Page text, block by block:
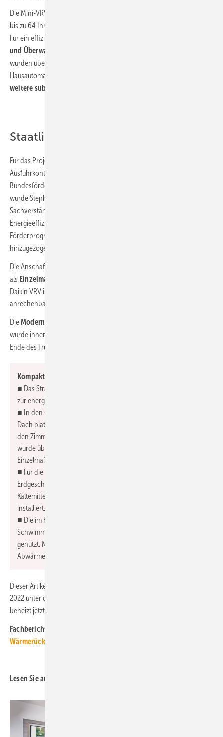
Die Mini-VRV-Außengeräte können jeweils an eine breite Palette von
bis zu 64 Innengeräten angeschlossen und separat gesteuert werden.
Für ein effizientes Energiemanagement ist eine
und Überwachung des gesamten Systems
wurden über die bereits vorhandene KNX-Gebäudesteuerung in die
Hausautomatisierung des Strandhotels Duhnen integriert. So können
weitere substanzielle
Staatlicher Zuschuss über die BEG
Für das Projekt wurde beim Bundesamt für Wirtschaft und
Ausfuhrkontrolle (BAFA) eine Förderung im Rahmen der
Bundesförderung für effiziente Gebäude
wurde Stephan Goedeke, Inhaber eines Ingenieur- und
Sachverständigenbüros für Energieberatung, als zugelassener
Energieeffizienzexperte bei Nichtwohngebäuden für
Förderprogramme der dena, KfW und BAFA bei der Antragstellung
hinzugezogen.
Die Anschaffung und Installation der Luft/Luft-Wärmepumpen wurde
als Einzelmaßnahme
Daikin VRV ist mit der BEG einer
anrechenbaren Kosten möglich.
DieModernisierung der Klimatechnik
wurde innerhalb von sechs Wochen umgesetzt und pünktlich zum
Ende des Frühjahres-Lockdowns 2021 abgeschlossen.
Kompakt zusammengefasst
■ Das Strandhotel Duhnen hat die Corona-Zwangspausen auch
zur energetischen Modernisierung genutzt.
■ In den Gästezimmern wurde die Klimatechnik mit auf dem
Dach platzierten Luft/Luft-Wärmepumpen und Wandgeräten in
den Zimmern modernisiert. Die Anschaffung und Installation
wurde über die Bundesförderung für effiziente Gebäude als
Einzelmaßnahme gefördert.
■ Für die Klimatisierung der öffentlichen Gastbereiche im
Erdgeschoss wurde eine Wasser/Luft-Wärmepumpe mit variabler
Kältemitteltemperatur zum gleichzeitigen Heizen und Kühlen
installiert.
■ Die im Kühlbetrieb anfallende Abwärme wird nun für das
Schwimmbad und zum Vorwärmen des Trinkwarmwassers
genutzt. Mit den vorher betriebenen Systemen wurde die
Abwärme ungenutzt an die Außenluft abgegeben.
Dieser Artikel erschien zuerst in der Heftausgabe TGA Fachplaner 02-
2022 unter dem Titel „Wärmerückgewinnung: Klimatechnik-Abwärme
beheizt jetzt den Pool“ von Pascal Sansen.
Fachberichte mit ähnlichen Themen bündelt das
Wärmerückgewinnung
Lesen Sie auch: